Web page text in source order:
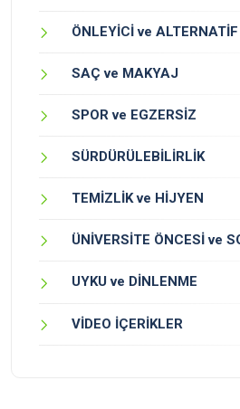
ÖNLEYİCİ ve
SAÇ ve MAKYAJ
SPOR ve EGZERSİZ
SÜRDÜRÜLEBİLİRLİK
TEMİZLİK ve HİJYEN
ÜNİVERSİTE ÖNCESİ ve
UYKU ve DİNLENME
VİDEO İÇERİKLER